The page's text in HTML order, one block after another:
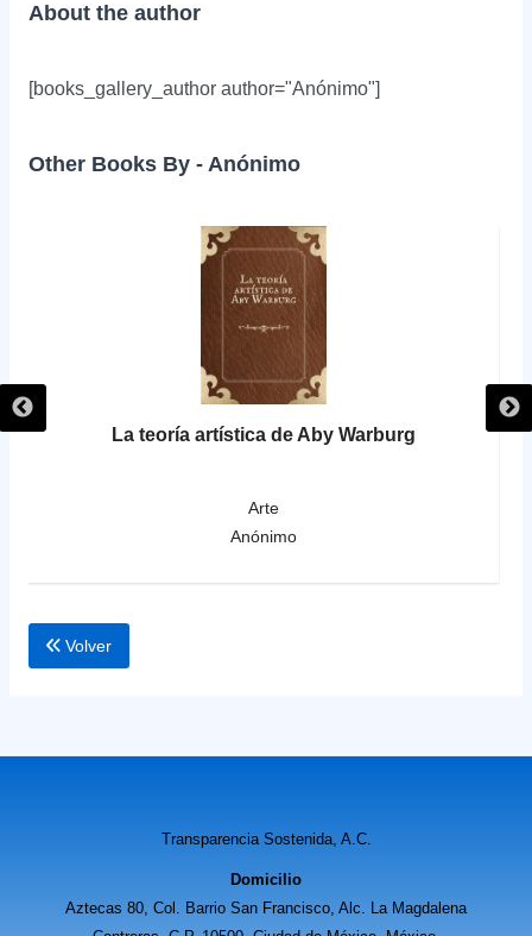
About the author
[books_gallery_author author="Anónimo"]
Other Books By - Anónimo
La teoría artística de Aby Warburg
Arte
Anónimo
Volver
Transparencia Sostenida, A.C.
Domicilio
Aztecas 80, Col. Barrio San Francisco, Alc. La Magdalena